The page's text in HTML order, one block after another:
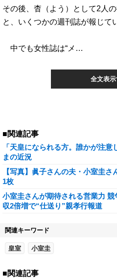
その後、杳（よう）として2人
と、いくつかの週刊誌が報じて
中でも女性誌は“メ…
全文表示
■関連記事
「天皇になられる方。誰かが注
まの近況
【写真】眞子さんの夫・小室圭
1枚
小室圭さんが期待される営業力
収2倍増で“仕送り”親孝行報道
関連キーワード
皇室 小室圭
■関連記事